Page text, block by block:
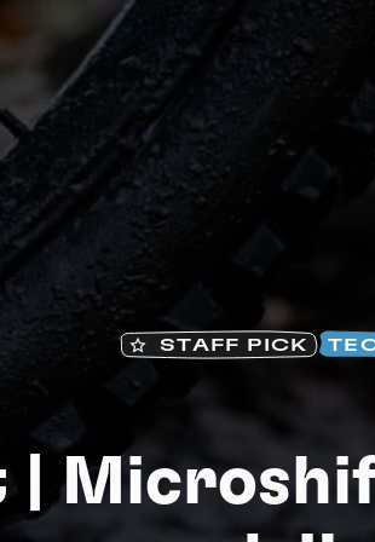
|
STAFF PICK